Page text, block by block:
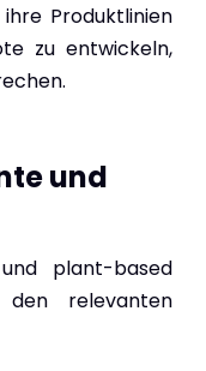
Produktlinien
zu entwickeln,
und
plant-based
relevanten